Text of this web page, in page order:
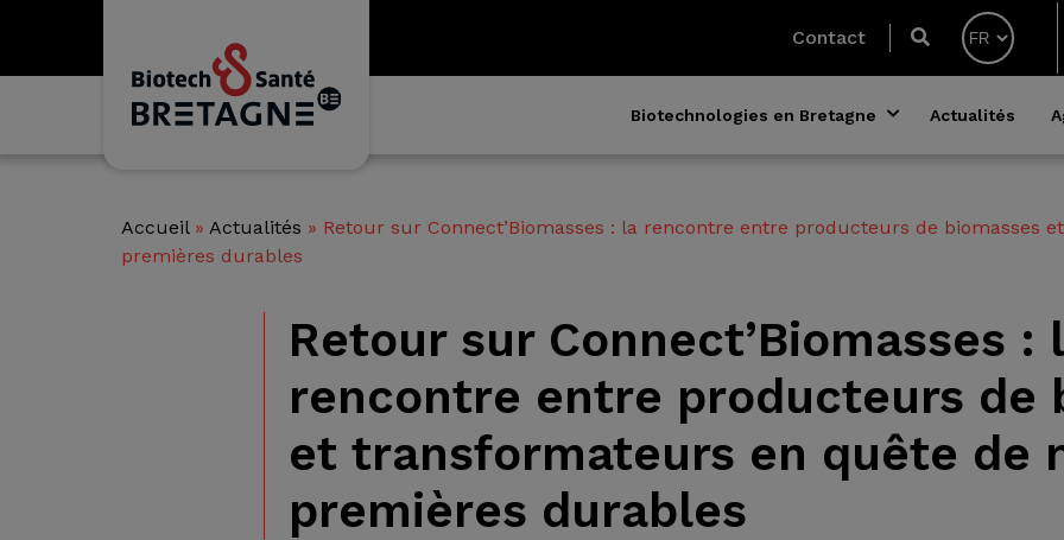
Contact
Biotechnologies en Bretagne Actualités
Accueil» Actualités » Retour sur Connect’Biomasses : la rencontre entre producteurs de biomasses
premières durables
Retour sur Connect’Biomasses :
rencontre entre producteurs de
et transformateurs en quête de
premières durables